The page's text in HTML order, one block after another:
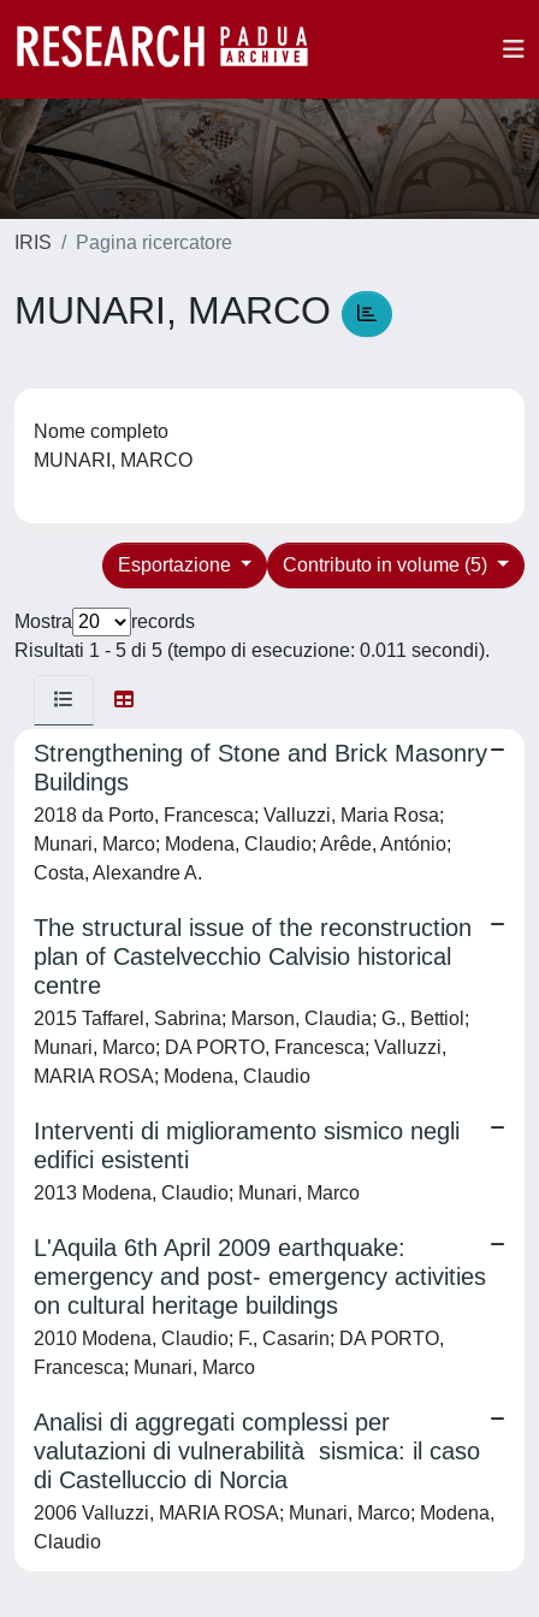
IRIS Pagina ricercatore
MUNARI, MARCO
Nome completo
MUNARI, MARCO
Contributo in volume (5)
Esportazione
Mostra
records
Risultati 1 - 5 di 5 (tempo di esecuzione: 0.011 secondi).
Strengthening of Stone and Brick Masonry
Buildings
2018 da Porto, Francesca; Valluzzi, Maria Rosa;
Munari, Marco; Modena, Claudio; Arêde, António;
Costa, Alexandre A.
The structural issue of the reconstruction
plan of Castelvecchio Calvisio historical
centre
2015 Taffarel, Sabrina; Marson, Claudia; G., Bettiol;
Munari, Marco; DA PORTO, Francesca; Valluzzi,
MARIA ROSA; Modena, Claudio
Interventi di miglioramento sismico negli
edifici esistenti
2013 Modena, Claudio; Munari, Marco
L'Aquila 6th April 2009 earthquake:
emergency and post- emergency activities
on cultural heritage buildings
2010 Modena, Claudio; F., Casarin; DA PORTO,
Francesca; Munari, Marco
Analisi di aggregati complessi per
valutazioni di vulnerabilità sismica: il caso
di Castelluccio di Norcia
2006 Valluzzi, MARIA ROSA; Munari, Marco; Modena,
Claudio